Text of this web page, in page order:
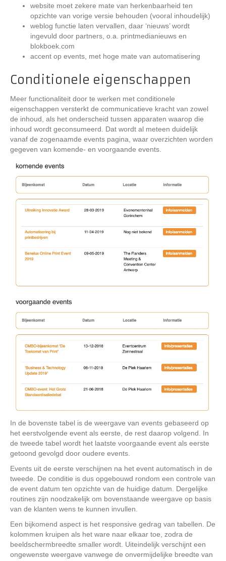
website moet zekere mate van herkenbaarheid ten
opzichte van vorige versie behouden (vooral inhoudelijk)
weblog functie laten vervallen, daar ‘nieuws’ wordt
ingevuld door partners, o.a. printmedianieuws en
blokboek.com
accent op events, met hoge mate van automatisering
Conditionele eigenschappen
Meer functionaliteit door te werken met conditionele
eigenschappen versterkt de communicatieve kracht van zowel
de inhoud, als het onderscheid tussen apparaten waarop die
inhoud wordt geconsumeerd. Dat wordt al meteen duidelijk
vanaf de zogenaamde events pagina, waar overzichten worden
gegeven van komende- en voorgaande events.
In de bovenste tabel is de weergave van events gebaseerd op
het eerstvolgende event als eerste, de rest daarop volgend. In
de tweede tabel wordt het laatste voorgaande event als eerste
getoond gevolgd door oudere events.
Events uit de eerste verschijnen na het event automatisch in de
tweede. De conditie is dus opgebouwd rondom een controle van
de event datum ten opzichte van de huidige datum. Dergelijke
routines zijn noodzakelijk om bovenstaande weergave op basis
van de klanten wens te kunnen invullen.
Een bijkomend aspect is het responsive gedrag van tabellen. De
kolommen kruipen als het ware naar elkaar toe, zodra de
beeldschermbreedte smaller wordt. Uiteindelijk verschijnt een
ongewenste weergave vanwege de onvermijdelijke breedte van